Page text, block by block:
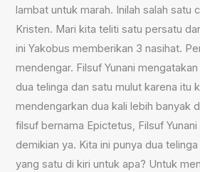
lambat untuk marah. Inilah salah satu
Kristen. Mari kita teliti satu persatu
ini Yakobus memberikan 3 nasihat.
mendengar. Filsuf Yunani
dua telinga dan satu mulut karena itu
mendengarkan dua kali lebih banyak
filsuf bernama Epictetus, Filsuf
demikian ya. Kita ini punya dua
yang satu di kiri untuk apa? Untuk